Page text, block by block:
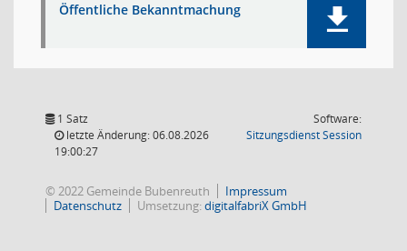
Öffentliche Bekanntmachung
1 Satz
letzte Änderung: 06.08.2026
19:00:27
Software:
SitzungsdienstSession(Wird in
© 2022 Gemeinde Bubenreuth
Impressum
Datenschutz
Umsetzung:digitalfabriX GmbH